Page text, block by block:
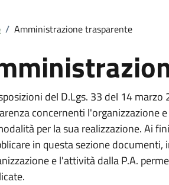
/ Amministrazione trasparente
del D.Lgs. 33 del 14
concernenti l'organizzazione
per la sua realizzazione. Ai
in questa sezione
e l'attività dalla P.A.